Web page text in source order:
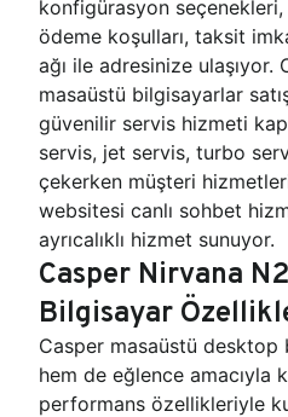
konfigürasyon
ödeme koşulları, taksit
ağı ile adresinize ulaşıyor.
masaüstü bilgisayarlar
güvenilir servis hizmeti
servis, jet servis, turbo
çekerken müşteri
websitesi canlı sohbet
ayrıcalıklı hizmet sunuyor.
Casper Nirvana
Bilgisayar
Casper masaüstü desktop
hem de eğlence amacıyla
performans özellikleriyle